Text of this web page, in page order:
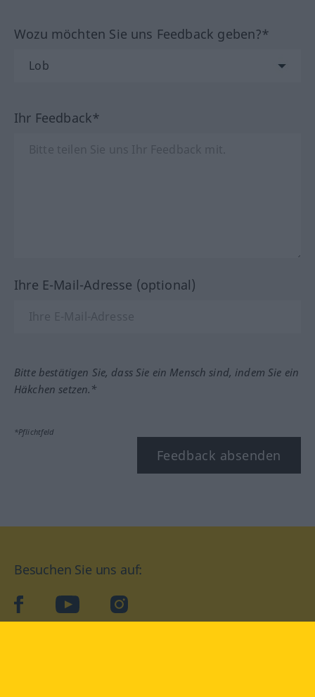
Wozu möchten Sie uns Feedback geben?*
Ihr Feedback*
Ihre E-Mail-Adresse (optional)
Bitte bestätigen Sie, dass Sie ein Mensch sind, indem Sie ein
Häkchen setzen.*
*Pflichtfeld
Feedback absenden
Besuchen Sie uns auf:
facebookYouTube Instagram